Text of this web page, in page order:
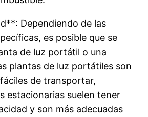
Dependiendo de las
es posible que se
de luz portátil o una
plantas de luz portátiles son
de transportar,
estacionarias suelen tener
y son más adecuadas